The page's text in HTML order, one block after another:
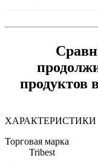
продуктов
ХАРАКТЕРИСТИКИ
Торговая марка
Tribest